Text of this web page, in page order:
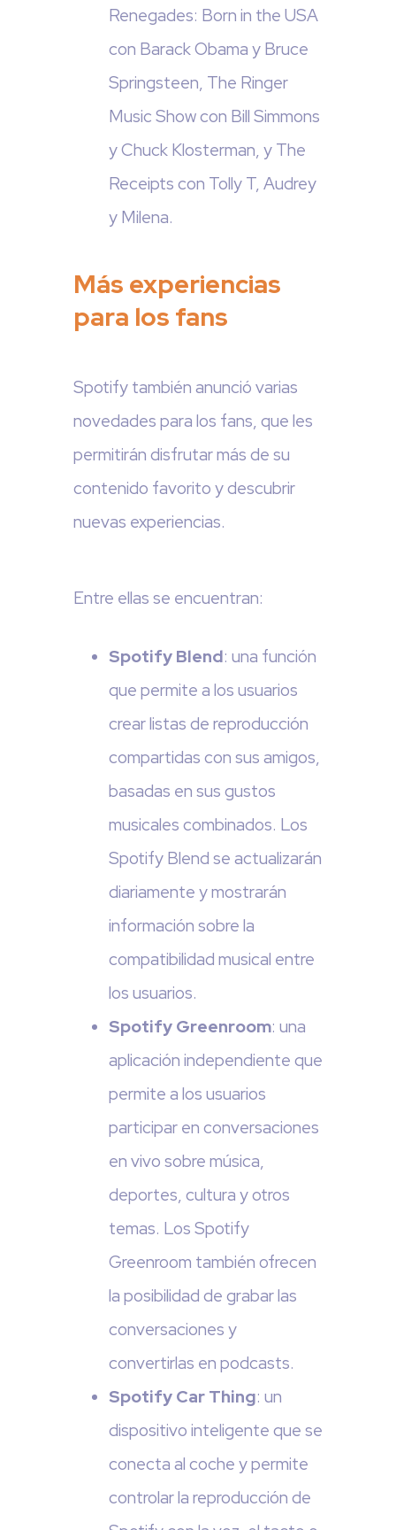
Renegades: Born in the USA
con Barack Obama y Bruce
Springsteen, The Ringer
Music Show con Bill Simmons
y Chuck Klosterman, y The
Receipts con Tolly T, Audrey
y Milena.
Más experiencias
para los fans
Spotify también anunció varias
novedades para los fans, que les
permitirán disfrutar más de su
contenido favorito y descubrir
nuevas experiencias.
Entre ellas se encuentran:
Spotify Blend: una función
que permite a los usuarios
crear listas de reproducción
compartidas con sus amigos,
basadas en sus gustos
musicales combinados. Los
Spotify Blend se actualizarán
diariamente y mostrarán
información sobre la
compatibilidad musical entre
los usuarios.
Spotify Greenroom: una
aplicación independiente que
permite a los usuarios
participar en conversaciones
en vivo sobre música,
deportes, cultura y otros
temas. Los Spotify
Greenroom también ofrecen
la posibilidad de grabar las
conversaciones y
convertirlas en podcasts.
Spotify Car Thing: un
dispositivo inteligente que se
conecta al coche y permite
controlar la reproducción de